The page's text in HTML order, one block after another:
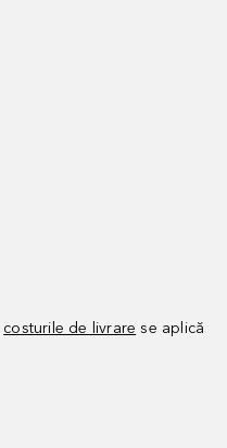
costurile de livrare se aplică